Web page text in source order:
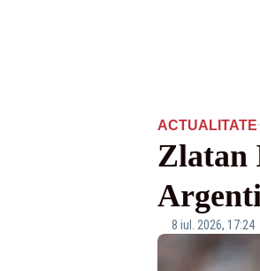
ACTUALITATE·
Zlatan
8 iul. 2026, 17:24